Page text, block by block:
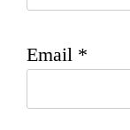
Email *